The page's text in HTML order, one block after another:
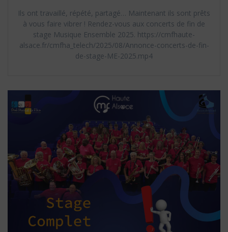
Ils ont travaillé, répété, partagé… Maintenant ils sont prêts
à vous faire vibrer ! Rendez-vous aux concerts de fin de
stage Musique Ensemble 2025. https://cmfhaute-
alsace.fr/cmfha_telech/2025/08/Annonce-concerts-de-fin-
de-stage-ME-2025.mp4